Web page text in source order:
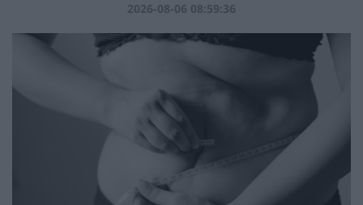
2026-08-06 08:59:36